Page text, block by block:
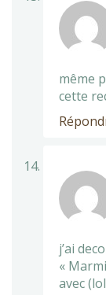
même
cette
j’ai
«
avec